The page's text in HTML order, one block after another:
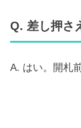
Q. 差し押さ
A. はい。開札